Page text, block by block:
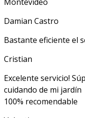
Damian Castro
Bastante eficiente el
Cristian
Excelente servicio!
cuidando de mi jardín
100% recomendable